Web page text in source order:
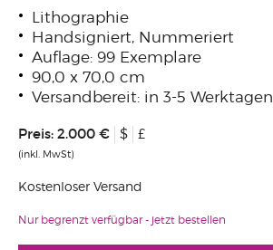
Lithographie
Handsigniert, Nummeriert
Auflage: 99 Exemplare
90,0 x 70,0 cm
Versandbereit: in 3-5 Werktagen
Preis: 2.000 € $ £
(inkl. MwSt)
Kostenloser Versand
Nur begrenzt verfügbar - jetzt bestellen